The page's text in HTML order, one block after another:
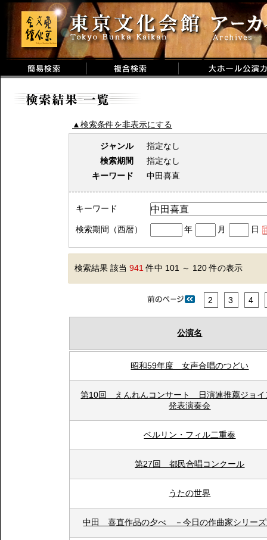
▲検索条件を非表示にする
ジャンル
指定なし
検索期間
指定なし
キーワード
中田喜直
キーワード
検索期間（西暦） 年 月 日
検索結果 該当941 件中 101 ～ 120 件の表示
2 3 4
公演名
昭和59年度 女声合唱のつどい
第10回 えんれんコンサート 日演連推薦ジョイ
発表演奏会
ベルリン・フィル二重奏
第27回 都民合唱コンクール
うたの世界
中田 喜直作品の夕べ －今日の作曲家シリー